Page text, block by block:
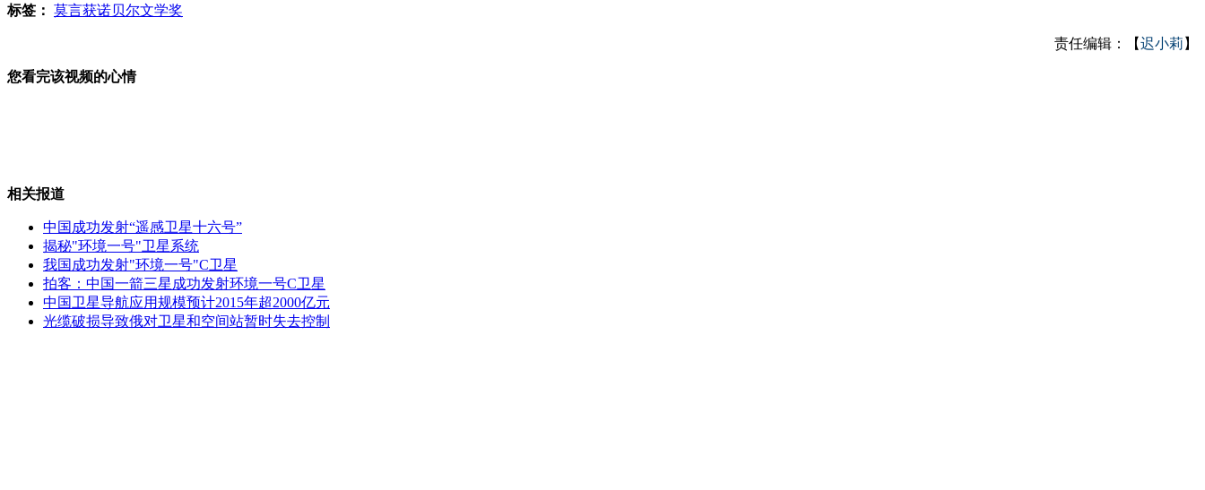
中国航母鸣响汽笛为罗阳送行
大楼爆破不告知 居民当地震很恐慌
标签： 莫言获诺贝尔文学奖
责任编辑：【迟小莉 】
您看完该视频的心情
相关报道
中国成功发射“遥感卫星十六号”
揭秘"环境一号"卫星系统
我国成功发射"环境一号"C卫星
拍客：中国一箭三星成功发射环境一号C卫星
中国卫星导航应用规模预计2015年超2000亿元
光缆破损导致俄对卫星和空间站暂时失去控制